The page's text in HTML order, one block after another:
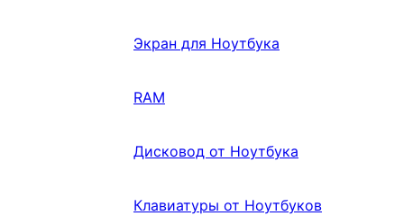
Экран для Ноутбука
RAM
Дисковод от Ноутбука
Клавиатуры от Ноутбуков